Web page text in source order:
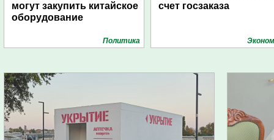
могут закупить китайское
оборудование
Политика
счет госзаказа